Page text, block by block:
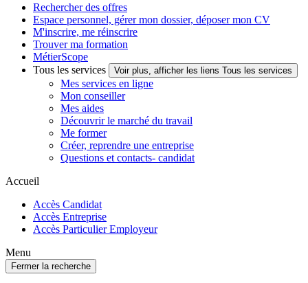
Rechercher des offres
Espace personnel, gérer mon dossier, déposer mon CV
M'inscrire, me réinscrire
Trouver ma formation
MétierScope
Tous les services
Voir plus, afficher les liens Tous les services
Mes services en ligne
Mon conseiller
Mes aides
Découvrir le marché du travail
Me former
Créer, reprendre une entreprise
Questions et contacts- candidat
Accueil
Accès Candidat
Accès Entreprise
Accès Particulier Employeur
Menu
Fermer la recherche